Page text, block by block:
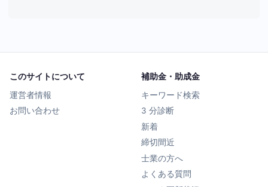
このサイトについて
運営者情報
お問い合わせ
補助金・助成金
キーワード検索
3 分診断
新着
締切間近
士業の方へ
よくある質問